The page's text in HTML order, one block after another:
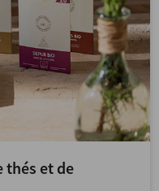
thés et de